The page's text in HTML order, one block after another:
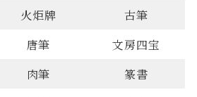
火炬牌
古筆
唐筆
文房四宝
肉筆
篆書